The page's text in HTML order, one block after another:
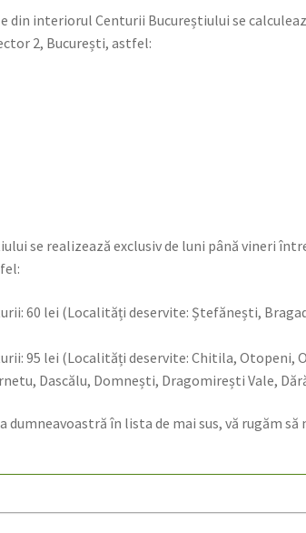
din interiorul Centurii Bucureștiului se
2, București, astfel:
se realizează exclusiv de luni până vineri
60 lei (Localități deservite: Ștefănești,
95 lei (Localități deservite: Chitila, Otopeni,
Dascălu, Domnești, Dragomirești Vale,
în lista de mai sus, vă rugăm